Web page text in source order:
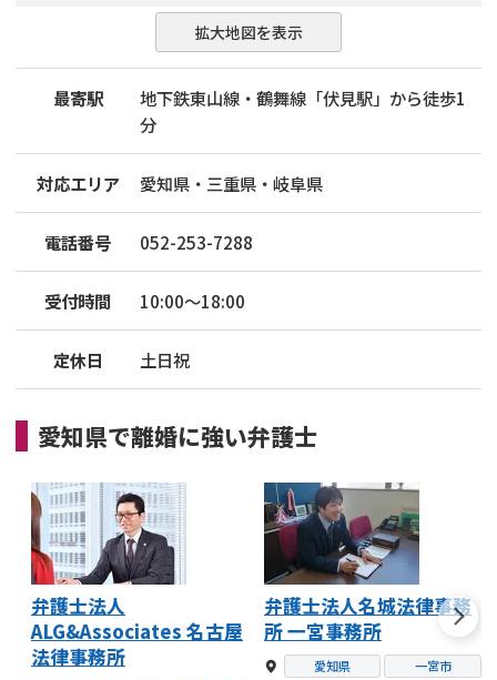
拡大地図を表示
最寄駅
地下鉄東山線・鶴舞線「伏見駅」から徒歩1
分
対応エリア 愛知県・三重県・岐阜県
電話番号 052-253-7288
受付時間 10:00～18:00
定休日 土日祝
愛知県で離婚に強い弁護士
弁護士法人
ALG&Associates 名古屋
法律事務所
弁護士法人名城法律事務
所 一宮事務所
愛知県 一宮市